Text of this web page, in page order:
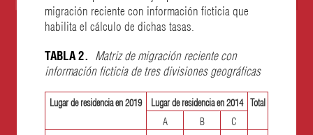
migración reciente con información ficticia que
habilita el cálculo de dichas tasas.
TABLA 2. Matriz de migración reciente con
información ficticia de tres divisiones geográficas
Lugar de residencia en 2019 Lugar de residencia en 2014 Total
A B C